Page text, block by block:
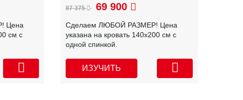
Цена
см с
87 375 69 900
Сделаем ЛЮБОЙ РАЗМЕР! Цена
указана на кровать 140х200 см с
одной спинкой.
ИЗУЧИТЬ